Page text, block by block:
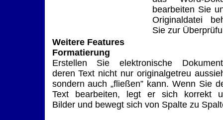
bearbeiten Sie
Originaldatei
Sie zur
Weitere Features
Formatierung
Erstellen Sie elektronische
deren Text nicht nur originalgetreu
sondern auch „fließen” kann. Wenn Sie
Text bearbeiten, legt er sich korrekt
Bilder und bewegt sich von Spalte zu